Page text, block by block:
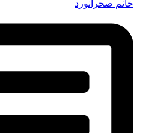
خانم صحرانورد